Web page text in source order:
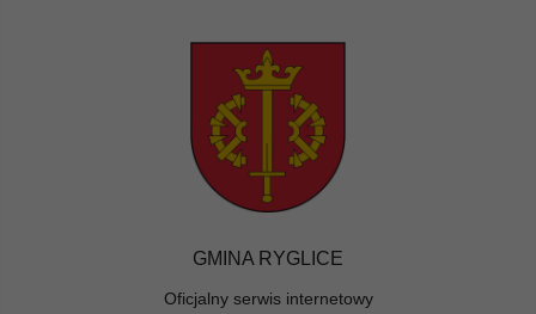
GMINA RYGLICE
Oficjalny serwis internetowy